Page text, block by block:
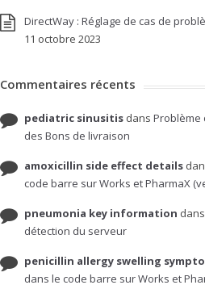
DirectWay : Réglage de cas de
11 octobre 2023
Commentaires récents
pediatric sinusitis dans Problème
des Bons de livraison
amoxicillin side effect details
code barre sur Works et PharmaX
pneumonia key information dans
détection du serveur
penicillin allergy swelling
dans le code barre sur Works et